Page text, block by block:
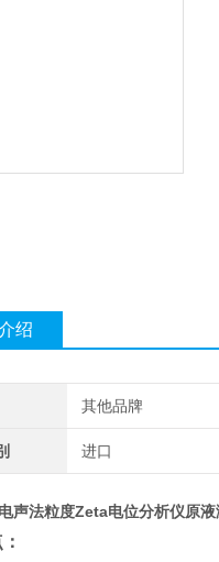
绍
其他品牌
进口
声法粒度Zeta电位分析仪原液